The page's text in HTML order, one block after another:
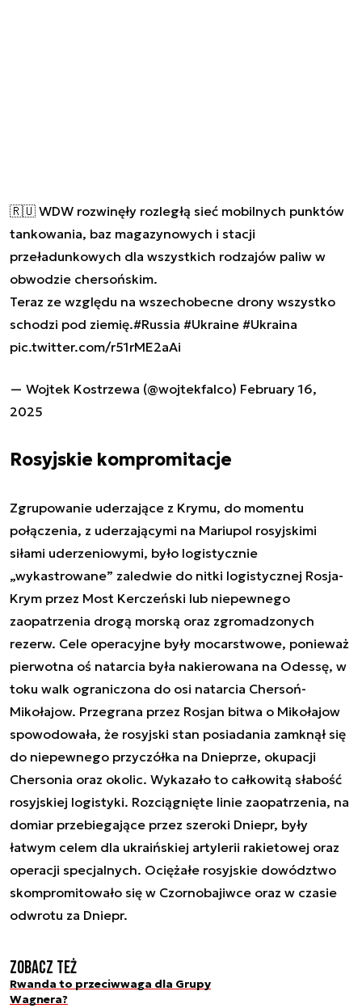
🇷🇺 WDW rozwinęły rozległą sieć mobilnych punktów
tankowania, baz magazynowych i stacji
przeładunkowych dla wszystkich rodzajów paliw w
obwodzie chersońskim.
Teraz ze względu na wszechobecne drony wszystko
schodzi pod ziemię.#Russia #Ukraine #Ukraina
pic.twitter.com/r51rME2aAi
— Wojtek Kostrzewa (@wojtekfalco) February 16,
2025
Rosyjskie kompromitacje
Zgrupowanie uderzające z Krymu, do momentu
połączenia, z uderzającymi na Mariupol rosyjskimi
siłami uderzeniowymi, było logistycznie
„wykastrowane” zaledwie do nitki logistycznej Rosja-
Krym przez Most Kerczeński lub niepewnego
zaopatrzenia drogą morską oraz zgromadzonych
rezerw. Cele operacyjne były mocarstwowe, ponieważ
pierwotna oś natarcia była nakierowana na Odessę, w
toku walk ograniczona do osi natarcia Chersoń-
Mikołajow. Przegrana przez Rosjan bitwa o Mikołajow
spowodowała, że rosyjski stan posiadania zamknął się
do niepewnego przyczółka na Dnieprze, okupacji
Chersonia oraz okolic. Wykazało to całkowitą słabość
rosyjskiej logistyki. Rozciągnięte linie zaopatrzenia, na
domiar przebiegające przez szeroki Dniepr, były
łatwym celem dla ukraińskiej artylerii rakietowej oraz
operacji specjalnych. Ociężałe rosyjskie dowództwo
skompromitowało się w Czornobajiwce oraz w czasie
odwrotu za Dniepr.
Zobacz też
Rwanda to przeciwwaga dla Grupy
Wagnera?